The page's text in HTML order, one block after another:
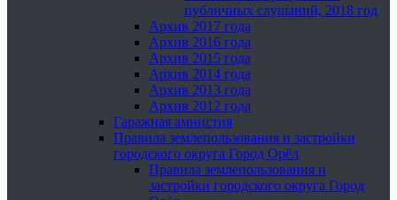
публичных слушаний, 2018 год
Архив 2017 года
Архив 2016 года
Архив 2015 года
Архив 2014 года
Архив 2013 года
Архив 2012 года
Гаражная амнистия
Правила землепользования и застройки
городского округа Город Орёл
Правила землепользования и
застройки городского округа Город